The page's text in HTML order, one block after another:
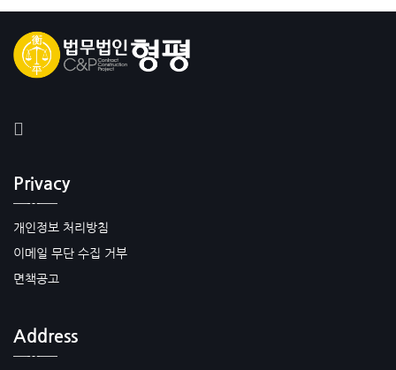
Privacy
개인정보 처리방침
이메일 무단 수집 거부
면책공고
Address